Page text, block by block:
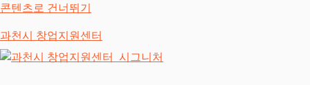
콘텐츠로 건너뛰기
과천시 창업지원센터